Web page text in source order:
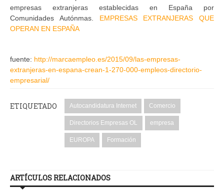
empresas extranjeras establecidas en España por
Comunidades Autónmas. EMPRESAS EXTRANJERAS QUE
OPERAN EN ESPAÑA
fuente: http://marcaempleo.es/2015/09/las-empresas-
extranjeras-en-espana-crean-1-270-000-empleos-directorio-
empresarial/
ETIQUETADO Autocandidatura Internet Comercio
Directorios Empresas OL empresa
EUROPA Formación
ARTÍCULOS RELACIONADOS